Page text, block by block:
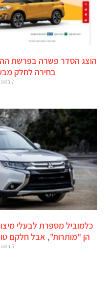
בחירה לחלק
7 באוגוסט 2026
כלמוביל מספרת לבעלי
הן "מותרות", אבל חלקם
5 באוגוסט 2026